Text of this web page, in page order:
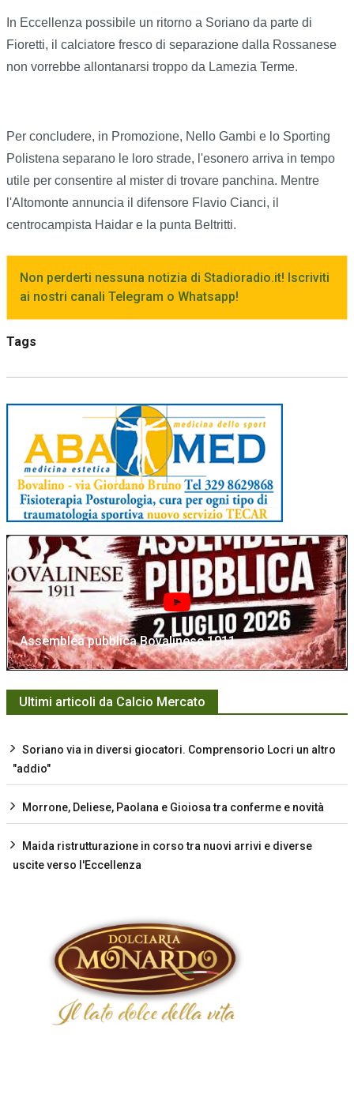
In Eccellenza possibile un ritorno a Soriano da parte di
Fioretti, il calciatore fresco di separazione dalla Rossanese
non vorrebbe allontanarsi troppo da Lamezia Terme.
Per concludere, in Promozione, Nello Gambi e lo Sporting
Polistena separano le loro strade, l'esonero arriva in tempo
utile per consentire al mister di trovare panchina. Mentre
l'Altomonte annuncia il difensore Flavio Cianci, il
centrocampista Haidar e la punta Beltritti.
Non perderti nessuna notizia di Stadioradio.it! Iscriviti
ai nostri canali Telegram o Whatsapp!
Tags
Assemblea pubblica Bovalinese 1911
Ultimi articoli da Calcio Mercato
Soriano via in diversi giocatori. Comprensorio Locri un altro
"addio"
Morrone, Deliese, Paolana e Gioiosa tra conferme e novità
Maida ristrutturazione in corso tra nuovi arrivi e diverse
uscite verso l'Eccellenza